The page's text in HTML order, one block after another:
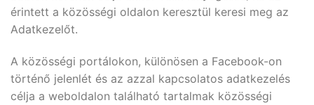
érintett a közösségi oldalon keresztül keresi meg az
Adatkezelőt.
A közösségi portálokon, különösen a Facebook-on
történő jelenlét és az azzal kapcsolatos adatkezelés
célja a weboldalon található tartalmak közösségi